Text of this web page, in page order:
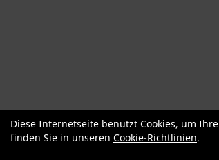
SALE Specialized
Diese Internetseite benutzt Cookies, um
finden Sie in unseren Cookie-Richtlinien.